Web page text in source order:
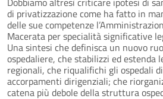
di privatizzazione come ha fatto in
delle sue competenze
Macerata per specialità significative
Una sintesi che definisca un nuovo
ospedaliere, che stabilizzi ed estenda
regionali, che riqualifichi gli ospedali
accorpamenti dirigenziali; che
catena più debole della struttura